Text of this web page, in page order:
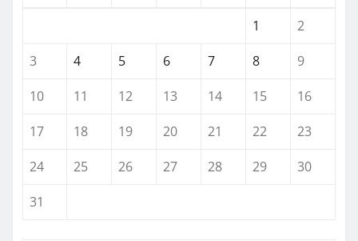
1
2
3
4 5 6 7 8
9
10
11 12 13 14 15
16
17
18 19 20 21 22
23
24
25 26 27 28 29
30
31